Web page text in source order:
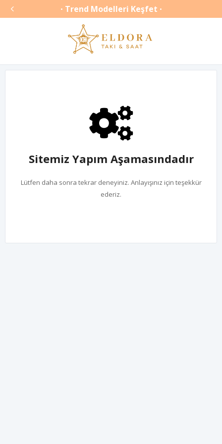
 • Trend Modelleri Keşfet •
Sitemiz Yapım Aşamasındadır
Lütfen daha sonra tekrar deneyiniz. Anlayışınız için teşekkür
ederiz.